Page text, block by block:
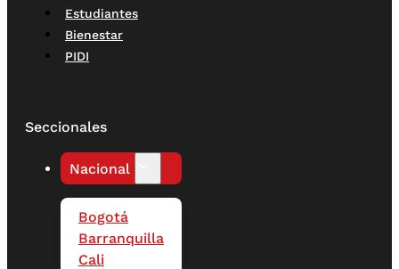
Estudiantes
Bienestar
PIDI
Seccionales
Nacional
Bogotá
Barranquilla
Cali